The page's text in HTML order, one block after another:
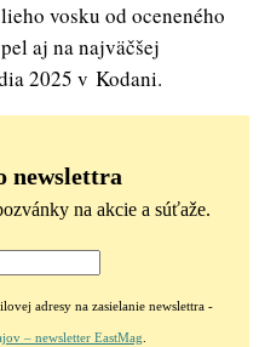
vosku od oceneného
aj na najväčšej
2025 v Kodani.
newslettra
na akcie a súťaže.
adresy na zasielanie newslettra -
– newsletter EastMag